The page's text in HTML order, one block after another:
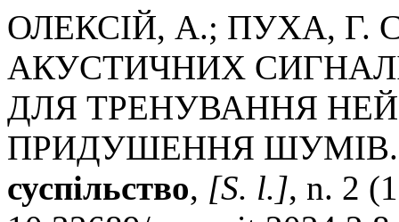
ОЛЕКСІЙ, А.; ПУХА, Г.
АКУСТИЧНИХ
ДЛЯ ТРЕНУВАННЯ
ПРИДУШЕННЯ
суспільство, [S. l.], n. 2